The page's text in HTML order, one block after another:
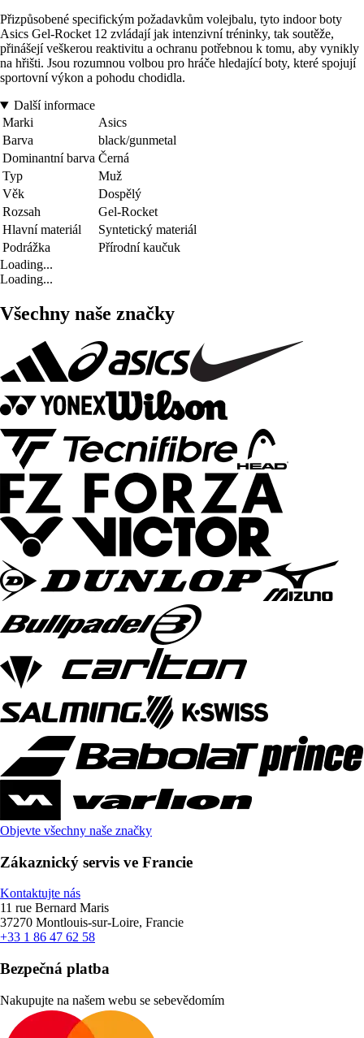
Přizpůsobené specifickým požadavkům volejbalu, tyto indoor boty
Asics Gel-Rocket 12 zvládají jak intenzivní tréninky, tak soutěže,
přinášejí veškerou reaktivitu a ochranu potřebnou k tomu, aby vynikly
na hřišti. Jsou rozumnou volbou pro hráče hledající boty, které spojují
sportovní výkon a pohodu chodidla.
Další informace
Marki
Asics
Barva
black/gunmetal
Dominantní barva Černá
Typ
Muž
Věk
Dospělý
Rozsah
Gel-Rocket
Hlavní materiál
Syntetický materiál
Podrážka
Přírodní kaučuk
Loading...
Loading...
Všechny naše značky
Objevte všechny naše značky
Zákaznický servis ve Francie
Kontaktujte nás
11 rue Bernard Maris
37270 Montlouis-sur-Loire, Francie
+33 1 86 47 62 58
Bezpečná platba
Nakupujte na našem webu se sebevědomím